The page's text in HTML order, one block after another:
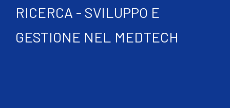
RICERCA - SVILUPPO E
GESTIONE NEL MEDTECH